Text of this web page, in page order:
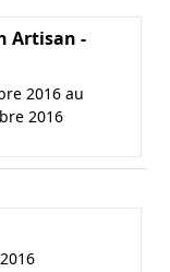
Artisan -
2016 au
2016